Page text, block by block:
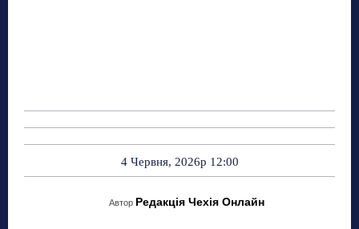
4 Червня, 2026р 12:00
Автор Редакція Чехія Онлайн